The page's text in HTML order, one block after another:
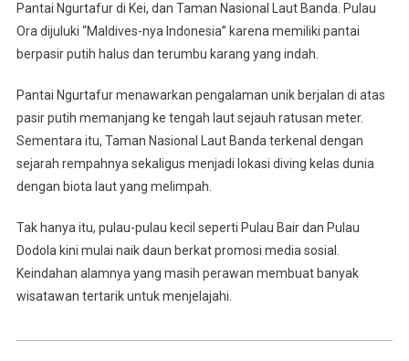
Pantai Ngurtafur di Kei, dan Taman Nasional Laut Banda. Pulau
Ora dijuluki “Maldives-nya Indonesia” karena memiliki pantai
berpasir putih halus dan terumbu karang yang indah.
Pantai Ngurtafur menawarkan pengalaman unik berjalan di atas
pasir putih memanjang ke tengah laut sejauh ratusan meter.
Sementara itu, Taman Nasional Laut Banda terkenal dengan
sejarah rempahnya sekaligus menjadi lokasi diving kelas dunia
dengan biota laut yang melimpah.
Tak hanya itu, pulau-pulau kecil seperti Pulau Bair dan Pulau
Dodola kini mulai naik daun berkat promosi media sosial.
Keindahan alamnya yang masih perawan membuat banyak
wisatawan tertarik untuk menjelajahi.